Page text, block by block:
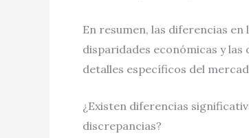
En resumen, las diferencias
disparidades económicas y
detalles específicos del
¿Existen diferencias
discrepancias?